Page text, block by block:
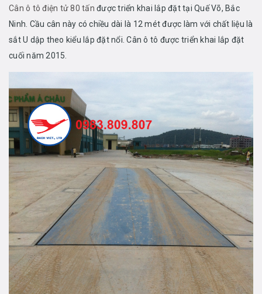
Cân ô tô điện tử 80 tấn được triển khai lắp đặt tại Quế Võ, Bắc
Ninh. Cầu cân này có chiều dài là 12 mét được làm với chất liệu là
sắt U dập theo kiểu lắp đặt nổi. Cân ô tô được triển khai lắp đặt
cuối năm 2015.